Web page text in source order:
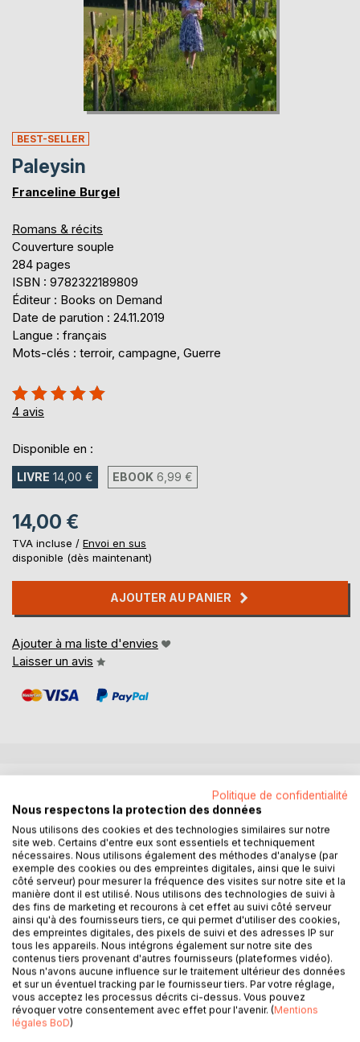
BEST-SELLER
Paleysin
Franceline Burgel
Romans & récits
Couverture souple
284 pages
ISBN : 9782322189809
Éditeur : Books on Demand
Date de parution : 24.11.2019
Langue : français
Mots-clés : terroir, campagne, Guerre
Évaluation:
100%
4 avis
Disponible en :
LIVRE 14,00 € EBOOK 6,99 €
14,00 €
TVA incluse / Envoi en sus
disponible (dès maintenant)
AJOUTER AU PANIER
Ajouter à ma liste d'envies
Laisser un avis
Septembre 1939. Dans la cour de la ferme Gabier, Colette
fait ses adieux à son fiancé qui part à la guerre. Depuis sa
fenêtre, sa tante Joséphine observe cette séparation avec
émotion. En août 1914, c'est elle qui embrassait son jeune
époux dans les mêmes circonstances. Mais son homme
est tombé au combat, et depuis ce grand choc, Joséphine
vit recluse.
Désormais à Paleysin, tout porte à croire que les deux
femmes sont unies par une destinée commune. Mais le
malheur s'abattra-t-il sur Colette ?
Paleysin est le roman de ces amours contrariées, de
jeunesses perdues et de toute une campagne qui cicatrise
ses plaies.
Politique de confidentialité
Nous respectons la protection des données
Nous utilisons des cookies et des technologies similaires sur notre
site web. Certains d'entre eux sont essentiels et techniquement
nécessaires. Nous utilisons également des méthodes d'analyse (par
exemple des cookies ou des empreintes digitales, ainsi que le suivi
côté serveur) pour mesurer la fréquence des visites sur notre site et la
manière dont il est utilisé. Nous utilisons des technologies de suivi à
des fins de marketing et recourons à cet effet au suivi côté serveur
ainsi qu'à des fournisseurs tiers, ce qui permet d'utiliser des cookies,
des empreintes digitales, des pixels de suivi et des adresses IP sur
tous les appareils. Nous intégrons également sur notre site des
contenus tiers provenant d'autres fournisseurs (plateformes vidéo).
Nous n'avons aucune influence sur le traitement ultérieur des données
et sur un éventuel tracking par le fournisseur tiers. Par votre réglage,
vous acceptez les processus décrits ci-dessus. Vous pouvez
révoquer votre consentement avec effet pour l'avenir. (Mentions
légales BoD)